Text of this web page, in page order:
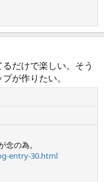
だけで楽しい。そう
が作りたい。
の為。
entry-30.html